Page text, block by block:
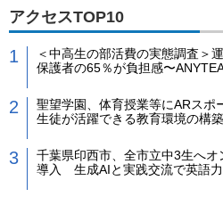
アクセスTOP10
＜中高生の部活費の実態調査＞
保護者の65％が負担感〜
聖望学園、体育授業等にARスポ
生徒が活躍できる教育環境の構
千葉県印西市、全市立中3生へ
導入 生成AIと実践交流で英語